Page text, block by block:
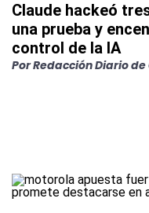
Claude hackeó
una prueba y
control de la IA
PorRedacción Diario de